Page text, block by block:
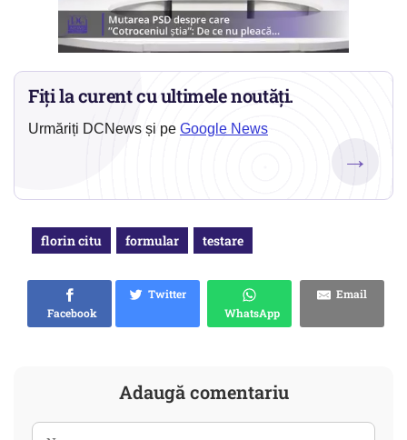
Fiți la curent cu ultimele noutăți.
Urmăriți DCNews și pe Google News
→
florin citu formular testare
Facebook
Twitter
WhatsApp
Email
Adaugă comentariu